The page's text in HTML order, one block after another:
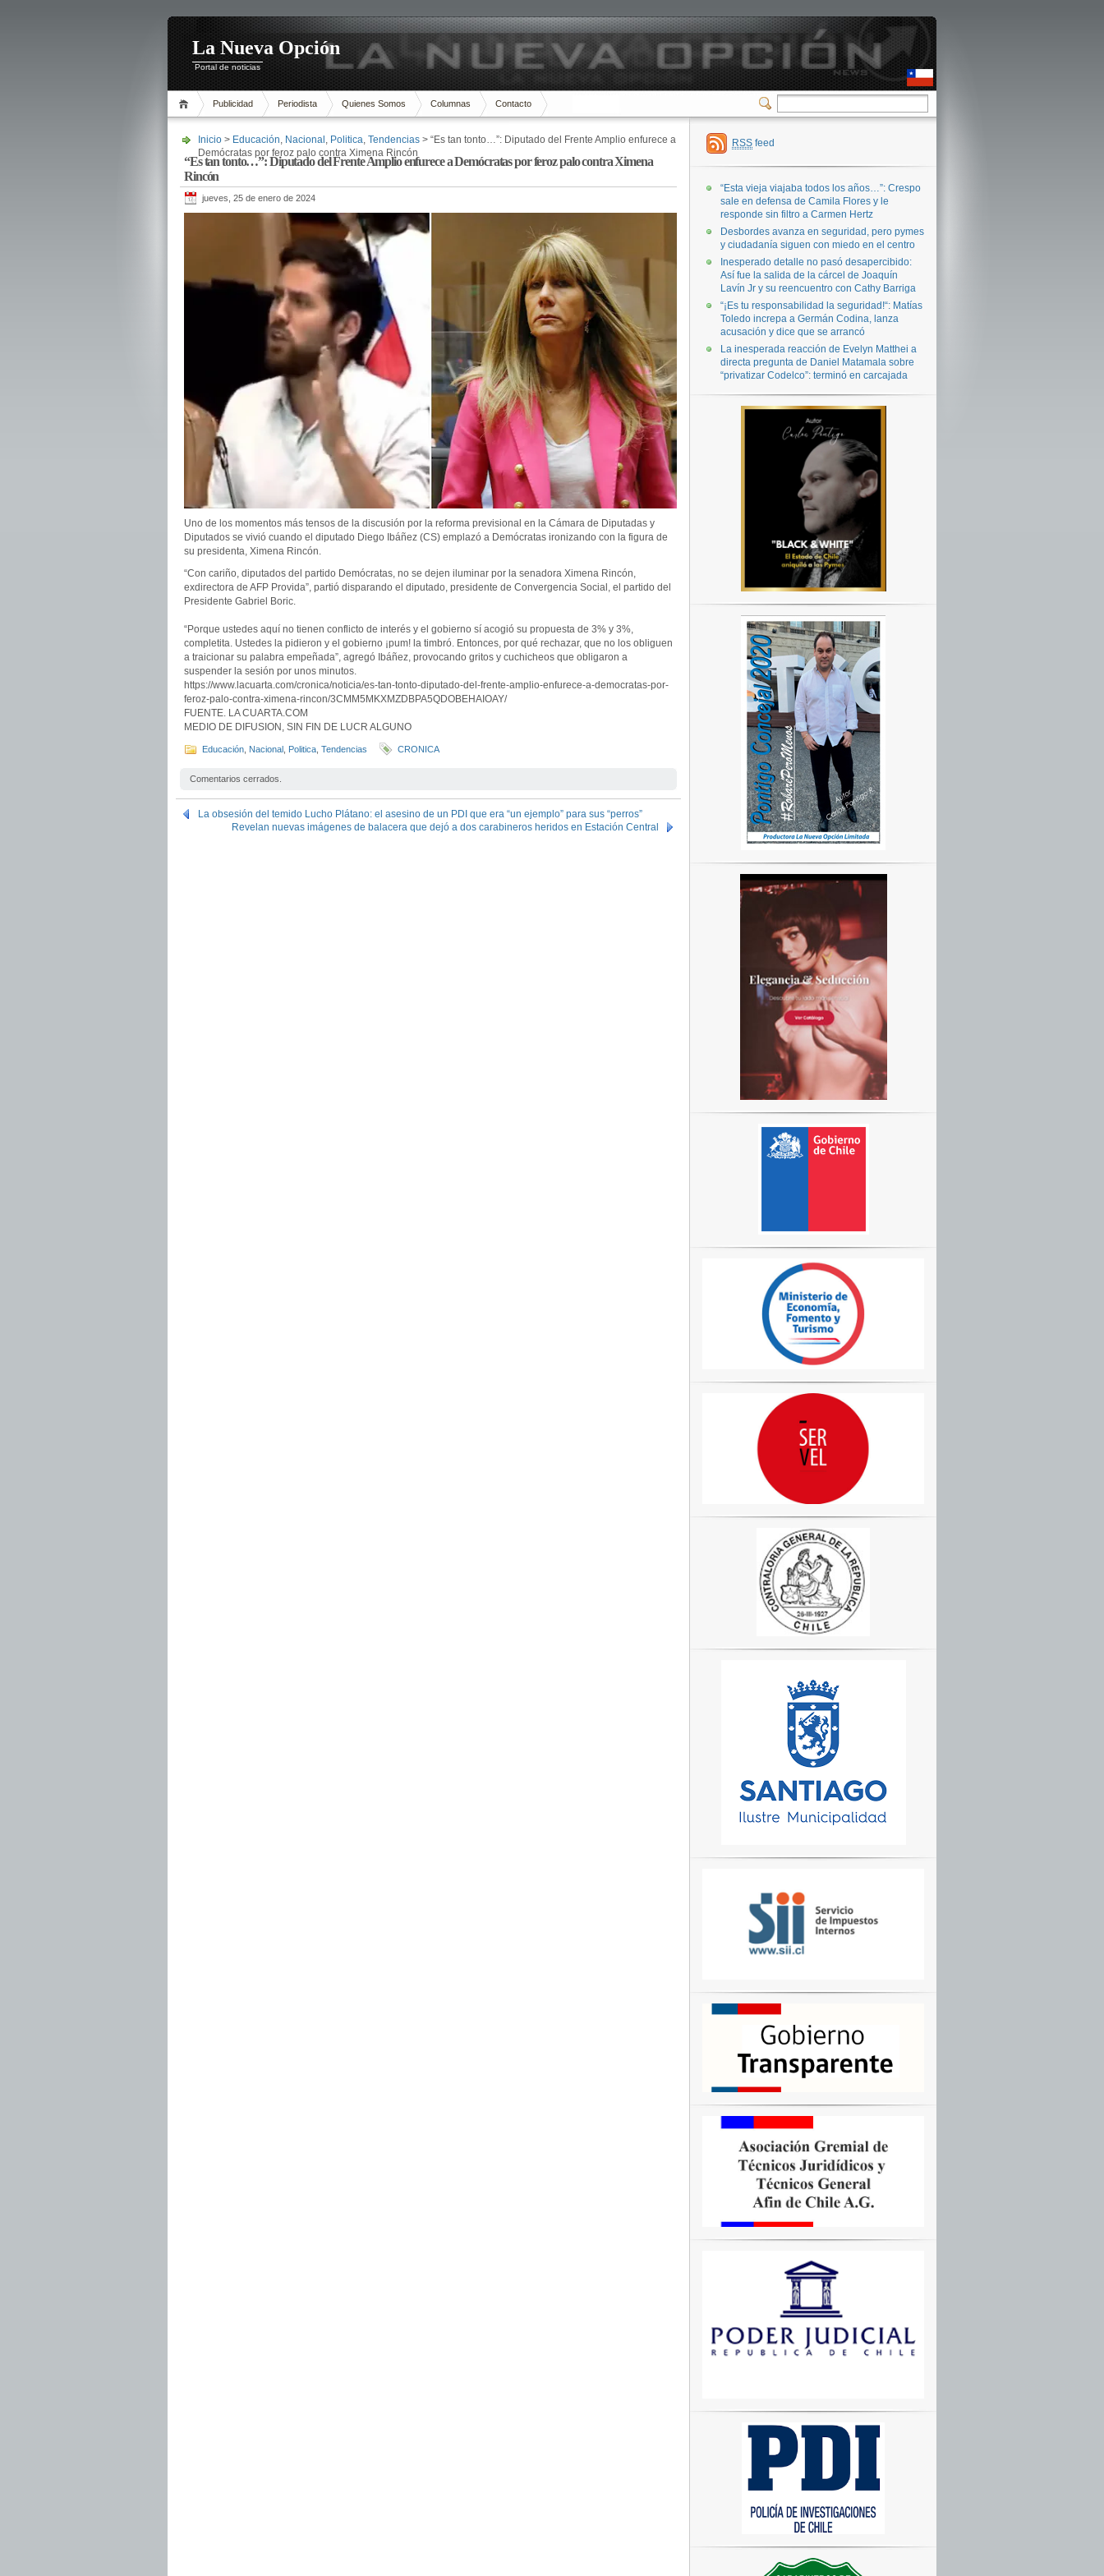
La Nueva Opción
Portal de noticias
Publicidad Periodista Quienes Somos Columnas Contacto
Inicio > Educación, Nacional , Politica, Tendencias > “Es tan tonto…”: Diputado del Frente Amplio enfurece a
Demócratas por feroz palo contra Ximena Rincón
“Es tan tonto…”: Diputado del Frente Amplio enfurece a Demócratas por feroz palo contra Ximena
Rincón
jueves, 25 de enero de 2024
Uno de los momentos más tensos de la discusión por la reforma previsional en la Cámara de Diputadas y
Diputados se vivió cuando el diputado Diego Ibáñez (CS) emplazó a Demócratas ironizando con la figura de
su presidenta, Ximena Rincón.
“Con cariño, diputados del partido Demócratas, no se dejen iluminar por la senadora Ximena Rincón,
exdirectora de AFP Provida”, partió disparando el diputado, presidente de Convergencia Social, el partido del
Presidente Gabriel Boric.
“Porque ustedes aquí no tienen conflicto de interés y el gobierno sí acogió su propuesta de 3% y 3%,
completita. Ustedes la pidieron y el gobierno ¡pum! la timbró. Entonces, por qué rechazar, que no los obliguen
a traicionar su palabra empeñada”, agregó Ibáñez, provocando gritos y cuchicheos que obligaron a
suspender la sesión por unos minutos.
https://www.lacuarta.com/cronica/noticia/es-tan-tonto-diputado-del-frente-amplio-enfurece-a-democratas-por-
feroz-palo-contra-ximena-rincon/3CMM5MKXMZDBPA5QDOBEHAIOAY/
FUENTE. LA CUARTA.COM
MEDIO DE DIFUSION, SIN FIN DE LUCR ALGUNO
Educación Nacional Politica Tendencias CRONICA
Comentarios cerrados.
La obsesión del temido Lucho Plátano: el asesino de un PDI que era “un ejemplo” para sus “perros”
Revelan nuevas imágenes de balacera que dejó a dos carabineros heridos en Estación Central
RSS feed
“Esta vieja viajaba todos los años…”: Crespo
sale en defensa de Camila Flores y le
responde sin filtro a Carmen Hertz
Desbordes avanza en seguridad, pero pymes
y ciudadanía siguen con miedo en el centro
Inesperado detalle no pasó desapercibido:
Así fue la salida de la cárcel de Joaquín
Lavín Jr y su reencuentro con Cathy Barriga
“¡Es tu responsabilidad la seguridad!“: Matías
Toledo increpa a Germán Codina, lanza
acusación y dice que se arrancó
La inesperada reacción de Evelyn Matthei a
directa pregunta de Daniel Matamala sobre
“privatizar Codelco”: terminó en carcajada